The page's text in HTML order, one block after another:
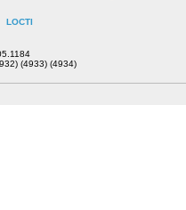
LOCTI
(4933) (4934)